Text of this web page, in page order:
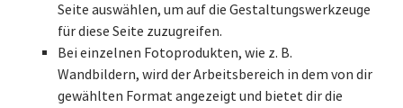
Seite auswählen, um auf die Gestaltungswerkzeuge
für diese Seite zuzugreifen.
Bei einzelnen Fotoprodukten, wie z. B.
Wandbildern, wird der Arbeitsbereich in dem von dir
gewählten Format angezeigt und bietet dir die